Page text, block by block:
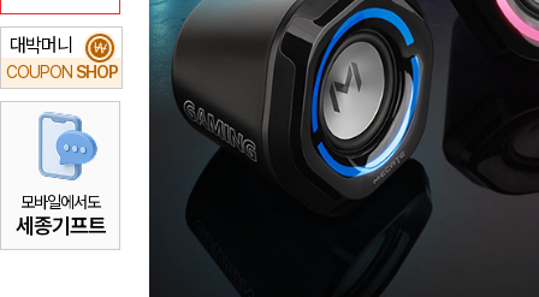
대박머니
COUPON SHOP
₩
모바일에서도
세종기프트